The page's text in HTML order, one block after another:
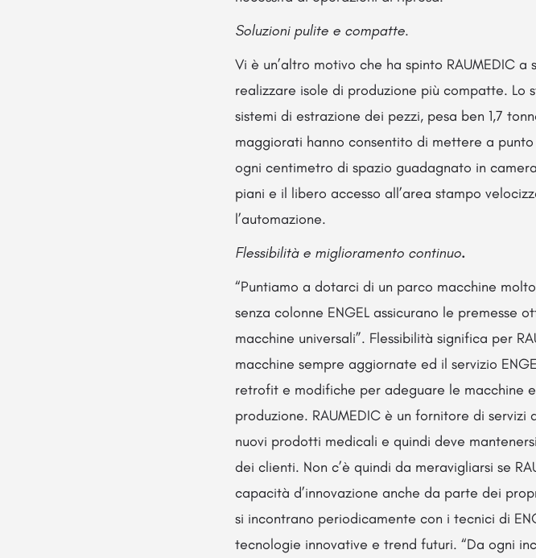
Soluzioni pulite e compatte.
Vi è un’altro motivo che ha spinto RAUMEDIC
realizzare isole di produzione più compatte.
sistemi di estrazione dei pezzi, pesa ben 1,7
maggiorati hanno consentito di mettere a
ogni centimetro di spazio guadagnato in
piani e il libero accesso all’area stampo
l’automazione.
Flessibilità e miglioramento continuo.
“Puntiamo a dotarci di un parco macchine
senza colonne ENGEL assicurano le premesse
macchine universali”. Flessibilità significa per
macchine sempre aggiornate ed il servizio
retrofit e modifiche per adeguare le macchine
produzione. RAUMEDIC è un fornitore di
nuovi prodotti medicali e quindi deve
dei clienti. Non c’è quindi da meravigliarsi se
capacità d’innovazione anche da parte dei
si incontrano periodicamente con i tecnici di
tecnologie innovative e trend futuri. “Da ogni